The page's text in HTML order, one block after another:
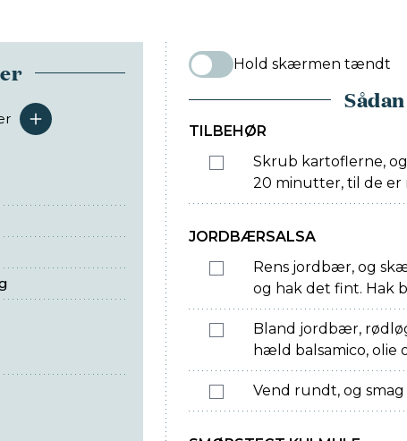
Hold skærmen tændt
TILBEHØR
Skrub kartoflerne,
20 minutter, til de er
JORDBÆRSALSA
Rens jordbær, og
og hak det fint. Hak
Bland jordbær,
hæld balsamico, olie
Vend rundt, og